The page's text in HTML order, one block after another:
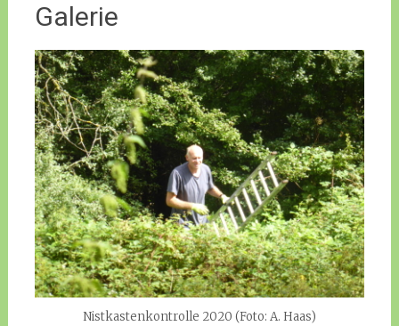
Galerie
Nistkastenkontrolle 2020 (Foto: A. Haas)